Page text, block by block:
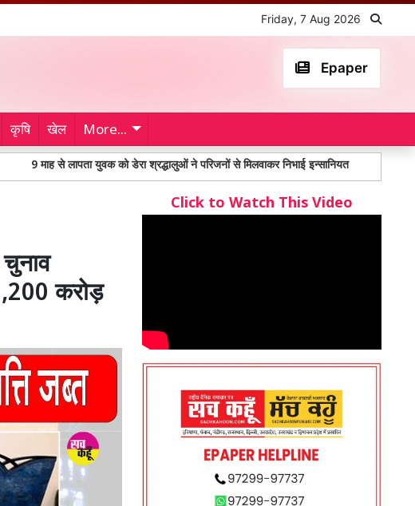
Friday, 7 Aug 2026
Epaper
कृषि खेल More...
से लापता युवक को डेरा श्रद्धालुओं ने परिजनों से मिलवाकर निभाई इन्सानियत महंगाई भत्ते को लेकर
करोड़
Click to Watch This Video